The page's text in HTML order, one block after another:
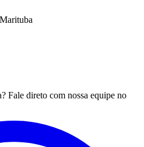
Fale direto com nossa equipe no